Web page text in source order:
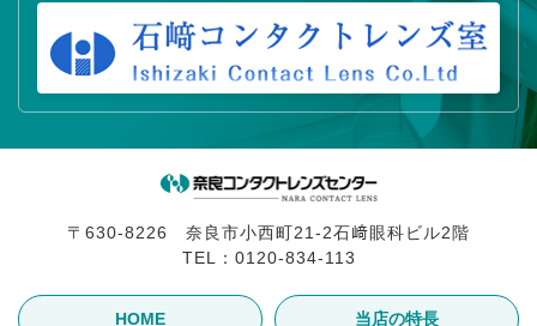
〒630-8226 奈良市小西町21-2石﨑眼科ビル2階
TEL： 0120-834-113
HOME 当店の特長